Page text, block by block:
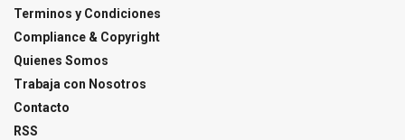
Terminos y Condiciones
Compliance & Copyright
Quienes Somos
Trabaja con Nosotros
Contacto
RSS